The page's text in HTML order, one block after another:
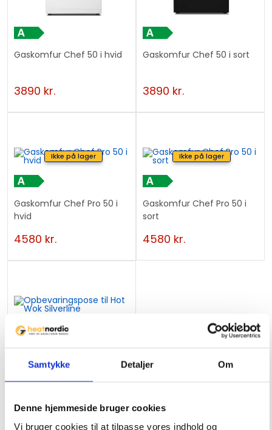
Samtykke Detaljer Om
Denne hjemmeside bruger cookies
Vi bruger cookies til at tilpasse vores indhold og
Gaskomfur Chef 50 i hvid
3890 kr.
Gaskomfur Chef 50 i sort
3890 kr.
Ikke på lager
Gaskomfur Chef Pro 50 i
hvid
4580 kr.
Ikke på lager
Gaskomfur Chef Pro 50 i
sort
4580 kr.
Opbevaringspose til Hot
Wok Silverline
349kr.